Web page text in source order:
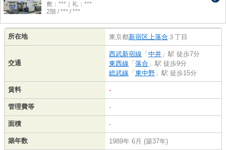
敷：***｜礼：***
2階 / *** / ***
所在地 東京都新宿区上落合 ３丁目
交通
西武新宿線 「 中井 」駅 徒歩7分
東西線 「 落合 」駅 徒歩9分
総武線 「 東中野 」駅 徒歩15分
賃料 -
管理費等 -
面積 -
築年数 1989年 6月 (築37年)